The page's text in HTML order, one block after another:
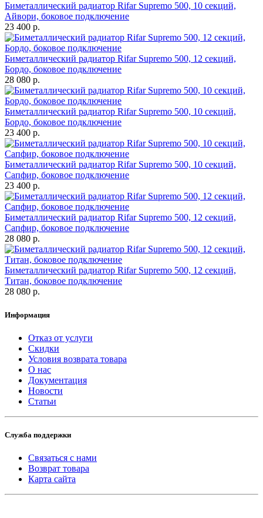
Биметаллический радиатор Rifar Supremo 500, 10 секций,
Айвори, боковое подключение
23 400 р.
Биметаллический радиатор Rifar Supremo 500, 12 секций,
Бордо, боковое подключение
28 080 р.
Биметаллический радиатор Rifar Supremo 500, 10 секций,
Бордо, боковое подключение
23 400 р.
Биметаллический радиатор Rifar Supremo 500, 10 секций,
Сапфир, боковое подключение
23 400 р.
Биметаллический радиатор Rifar Supremo 500, 12 секций,
Сапфир, боковое подключение
28 080 р.
Биметаллический радиатор Rifar Supremo 500, 12 секций,
Титан, боковое подключение
28 080 р.
Информация
Отказ от услуги
Скидки
Условия возврата товара
О нас
Документация
Новости
Статьи
Служба поддержки
Связаться с нами
Возврат товара
Карта сайта